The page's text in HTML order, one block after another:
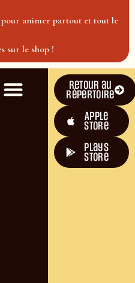
pour animer partout et tout le
sur le shop !
Retour au
répertoire
Apple
Store
plays
store